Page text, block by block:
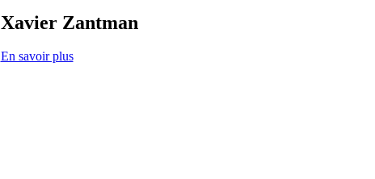
Xavier Zantman
En savoir plus